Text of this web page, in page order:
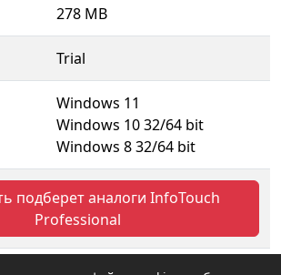
278 MB
Trial
Windows 11
Windows 10 32/64 bit
Windows 8 32/64 bit
подберет аналоги InfoTouch
Professional